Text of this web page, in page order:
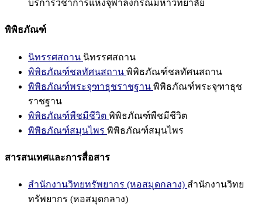
บริการวิชาการแห่งจุฬาลงกรณ์มหาวิทยาลัย
พิพิธภัณฑ์
นิทรรศสถาน นิทรรศสถาน
พิพิธภัณฑ์ชลทัศนสถาน พิพิธภัณฑ์ชลทัศนสถาน
พิพิธภัณฑ์พระจุฑาธุชราชฐาน พิพิธภัณฑ์พระจุฑาธุช
ราชฐาน
พิพิธภัณฑ์พืชมีชีวิต พิพิธภัณฑ์พืชมีชีวิต
พิพิธภัณฑ์สมุนไพร พิพิธภัณฑ์สมุนไพร
สารสนเทศและการสื่อสาร
สำนักงานวิทยทรัพยากร (หอสมุดกลาง) สำนักงานวิทย
ทรัพยากร (หอสมุดกลาง)